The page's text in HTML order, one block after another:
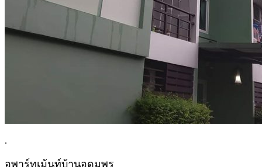
.
อพาร์ทเม้นท์บ้านอุดมพร